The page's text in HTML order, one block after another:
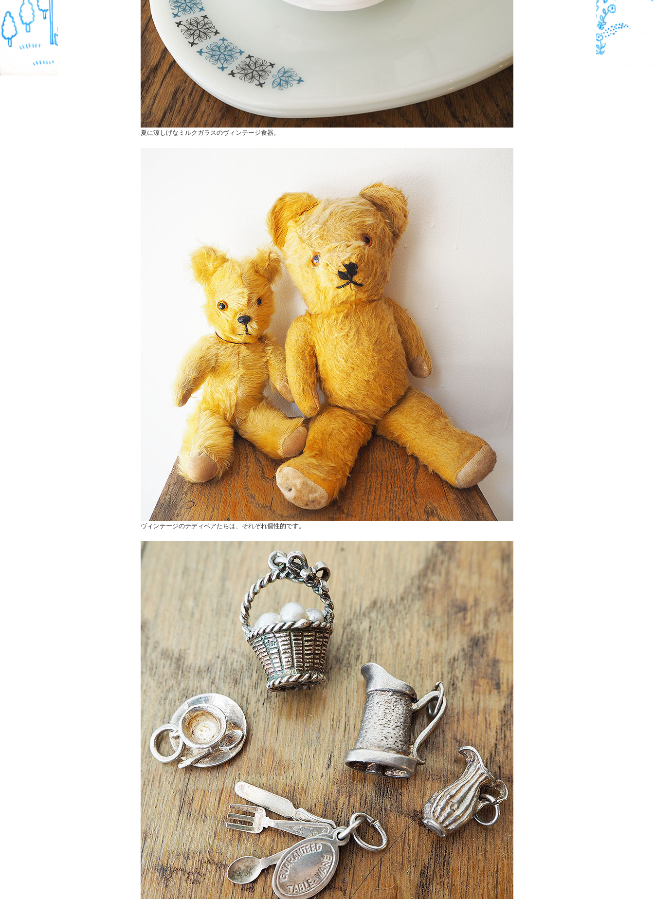
夏に涼しげなミルクガラスのヴィンテージ食器。
ヴィンテージのテディベアたちは、それぞれ個性的です。